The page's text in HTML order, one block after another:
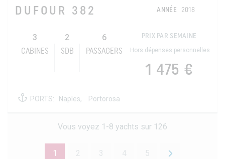
DUFOUR 382 ANNÉE 2018
3
CABINES
2
SDB
6
PASSAGERS
PRIX PAR SEMAINE
Hors dépenses personnelles
1 475 €
PORTS: Naples, Portorosa
Vous voyez 1-8 yachts sur 126
1 2 3 4 5